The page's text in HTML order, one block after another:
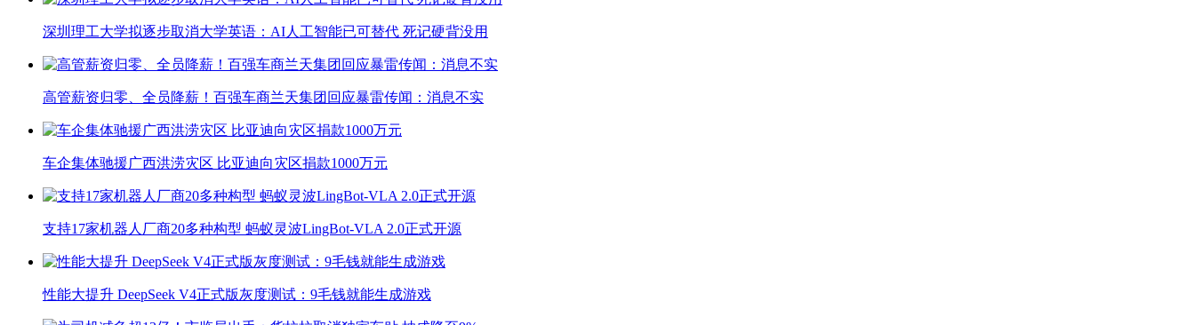
深圳理工大学拟逐步取消大学英语：AI人工智能已可替代 死记硬背没用
高管薪资归零、全员降薪！百强车商兰天集团回应暴雷传闻：消息不实
车企集体驰援广西洪涝灾区 比亚迪向灾区捐款1000万元
支持17家机器人厂商20多种构型 蚂蚁灵波LingBot-VLA 2.0正式开源
性能大提升 DeepSeek V4正式版灰度测试：9毛钱就能生成游戏